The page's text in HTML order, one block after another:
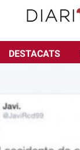
DESTACATS